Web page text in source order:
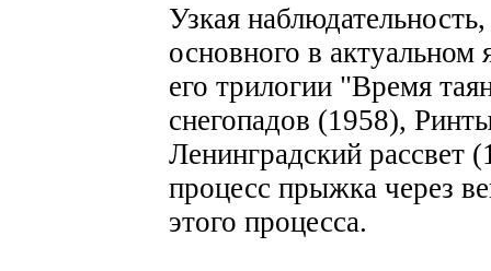
Узкая
основного в
его трилогии "Время
снегопадов (1958),
Ленинградский рассвет
процесс прыжка через
этого процесса.